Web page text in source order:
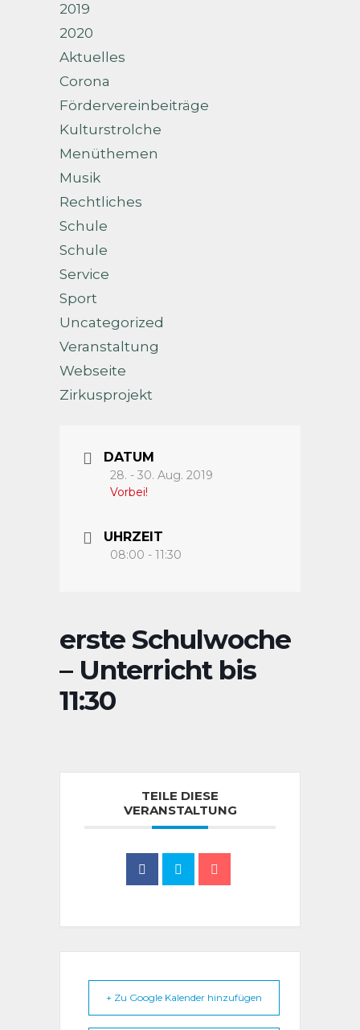
2019
2020
Aktuelles
Corona
Fördervereinbeiträge
Kulturstrolche
Menüthemen
Musik
Rechtliches
Schule
Schule
Service
Sport
Uncategorized
Veranstaltung
Webseite
Zirkusprojekt
DATUM
28. - 30. Aug. 2019
Vorbei!
UHRZEIT
08:00 - 11:30
erste Schulwoche
– Unterricht bis
11:30
TEILE DIESE
VERANSTALTUNG
+ Zu Google Kalender hinzufügen